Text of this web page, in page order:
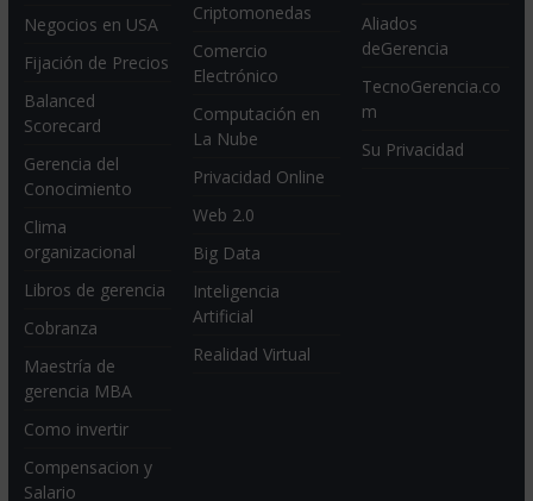
Negocios en USA
Fijación de Precios
Balanced
Scorecard
Gerencia del
Conocimiento
Clima
organizacional
Libros de gerencia
Cobranza
Maestría de
gerencia MBA
Como invertir
Compensacion y
Salario
Criptomonedas
Comercio
Electrónico
Computación en
La Nube
Privacidad Online
Web 2.0
Big Data
Inteligencia
Artificial
Realidad Virtual
Aliados
deGerencia
TecnoGerencia.co
m
Su Privacidad